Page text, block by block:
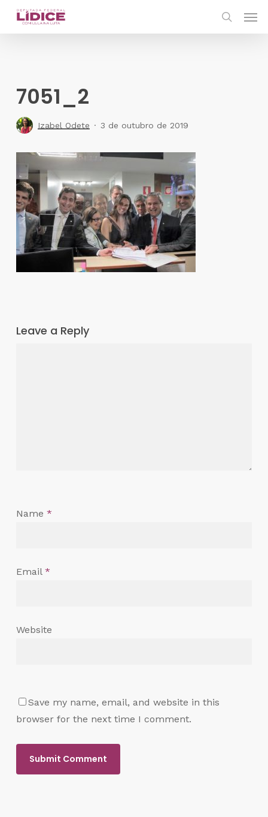
Skip
7051_2
Izabel Odete 3 de outubro de 2019
Leave a Reply
Name *
Email *
Website
Save my name, email, and website in this
browser for the next time I comment.